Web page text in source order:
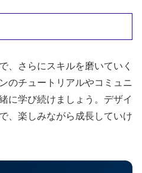
、さらにスキルを磨いていく
のチュートリアルやコミュニ
に学び続けましょう。デザイ
、楽しみながら成長していけ